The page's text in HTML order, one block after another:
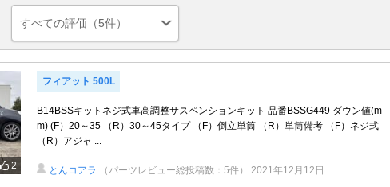
すべての評価（5件）
2
フィアット 500L
B14BSSキットネジ式車高調整サスペンションキット 品番BSSG449 ダウン値(m
m) (F）20～35 （R）30～45タイプ （F）倒立単筒 （R）単筒備考 （F）ネジ式
（R）アジャ ...
とんコアラ （パーツレビュー総投稿数：5件） 2021年12月12日